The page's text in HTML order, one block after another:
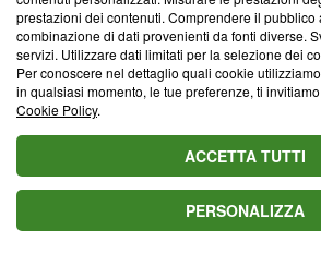
Cookie Policy
Blasting SA, IDI CHE-247.845.224, Via
Lugano (Svizzera) Tel:+39 0690258937
© 2026 Blasting News
prestazioni dei contenuti. Comprendere il pubblico
combinazione di dati provenienti da fonti diverse.
servizi. Utilizzare dati limitati per la selezione dei
Per conoscere nel dettaglio quali cookie
in qualsiasi momento, le tue preferenze, ti
Cookie Policy.
ACCETTA TUTTI
PERSONALIZZA